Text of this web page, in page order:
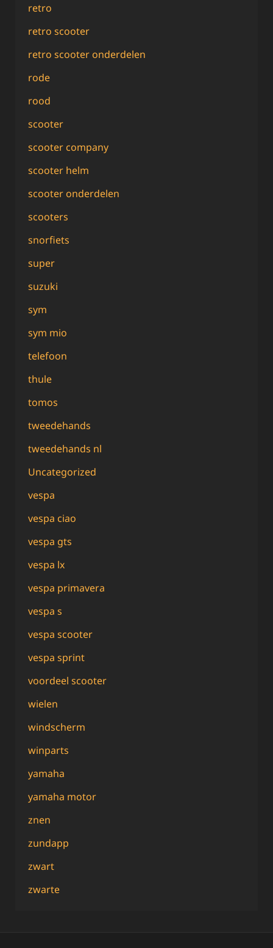
retro
retro scooter
retro scooter onderdelen
rode
rood
scooter
scooter company
scooter helm
scooter onderdelen
scooters
snorfiets
super
suzuki
sym
sym mio
telefoon
thule
tomos
tweedehands
tweedehands nl
Uncategorized
vespa
vespa ciao
vespa gts
vespa lx
vespa primavera
vespa s
vespa scooter
vespa sprint
voordeel scooter
wielen
windscherm
winparts
yamaha
yamaha motor
znen
zundapp
zwart
zwarte